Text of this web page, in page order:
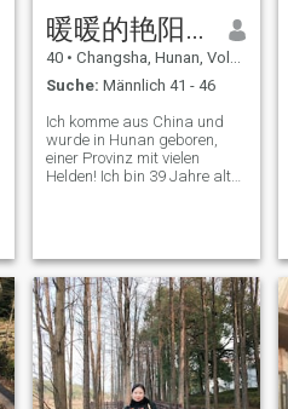
暖暖的艳阳天
40 • Changsha, Hunan, Volksrep. China
Suche: Männlich 41 - 46
Ich komme aus China und
wurde in Hunan geboren,
einer Provinz mit vielen
Helden! Ich bin 39 Jahre alt
Mädchen. Als ich jung war,
verfolgte ich meine Karriere
und reine, romantische Liebe.
Ich mag Outdoor-Aktivitäten,
wie Bergsteigen, Radfahren
und einige Outdoor
Aktivitäten. Ich gehe auch
gerne ins Fitnessstudio, um